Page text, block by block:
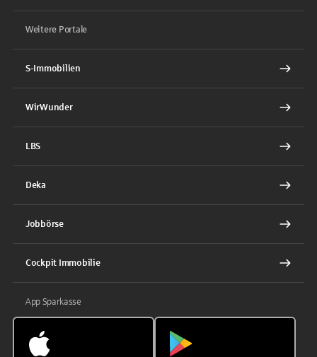
Weitere Portale
S-Immobilien
WirWunder
LBS
Deka
Jobbörse
Cockpit Immobilie
App Sparkasse